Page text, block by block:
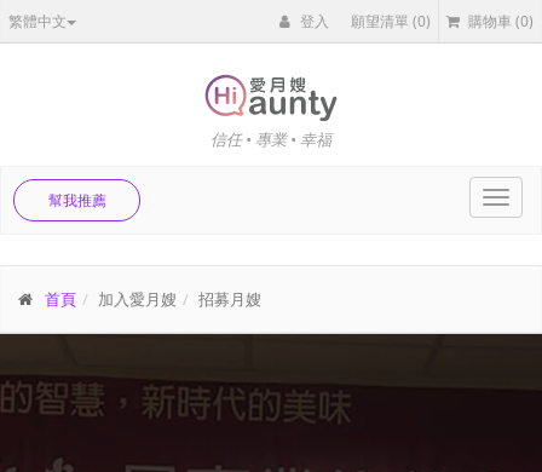
繁體中文 登入 願望清單(0) 購物車 (0)
信任 • 專業 • 幸福
幫我推薦
首頁 加入愛月嫂 招募月嫂